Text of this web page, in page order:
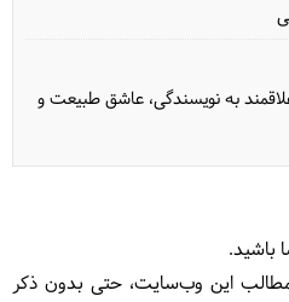
به نویسندگی، عاشق طبیعت و
باشید.
مطالب این وب‌سایت، حتی بدون ذکر